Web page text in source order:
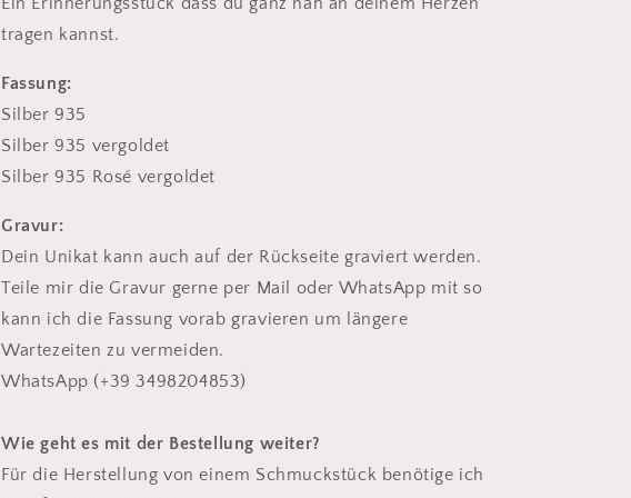
20mm
tragen kannst.
Fassung:
Silber 935
Silber 935 vergoldet
Silber 935 Rosé vergoldet
Gravur:
Dein Unikat kann auch auf der Rückseite graviert werden.
Teile mir die Gravur gerne per Mail oder WhatsApp mit so
kann ich die Fassung vorab gravieren um längere
Wartezeiten zu vermeiden.
WhatsApp (+39 3498204853)
Wie geht es mit der Bestellung weiter?
Für die Herstellung von einem Schmuckstück benötige ich